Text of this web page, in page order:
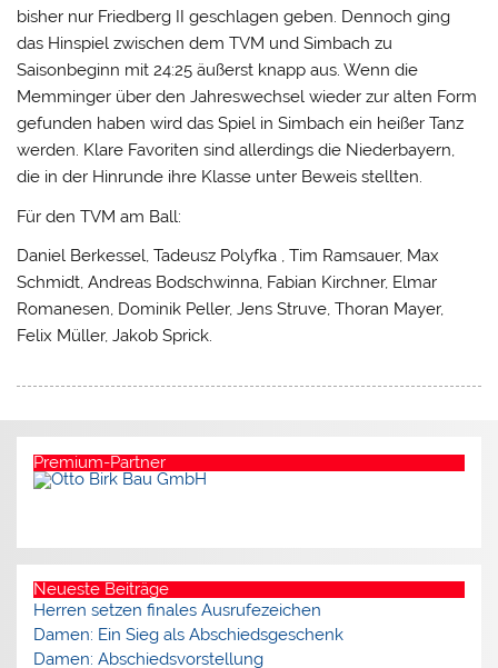
bisher nur Friedberg II geschlagen geben. Dennoch ging
das Hinspiel zwischen dem TVM und Simbach zu
Saisonbeginn mit 24:25 äußerst knapp aus. Wenn die
Memminger über den Jahreswechsel wieder zur alten Form
gefunden haben wird das Spiel in Simbach ein heißer Tanz
werden. Klare Favoriten sind allerdings die Niederbayern,
die in der Hinrunde ihre Klasse unter Beweis stellten.
Für den TVM am Ball:
Daniel Berkessel, Tadeusz Polyfka , Tim Ramsauer, Max
Schmidt, Andreas Bodschwinna, Fabian Kirchner, Elmar
Romanesen, Dominik Peller, Jens Struve, Thoran Mayer,
Felix Müller, Jakob Sprick.
Premium-Partner
Neueste Beiträge
Herren setzen finales Ausrufezeichen
Damen: Ein Sieg als Abschiedsgeschenk
Damen: Abschiedsvorstellung